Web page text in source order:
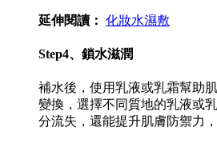
延伸閱讀： 化妝水濕敷
Step4、鎖水滋潤
補水後，使用乳液或乳霜幫助
變換，選擇不同質地的乳液或
分流失，還能提升肌膚防禦力